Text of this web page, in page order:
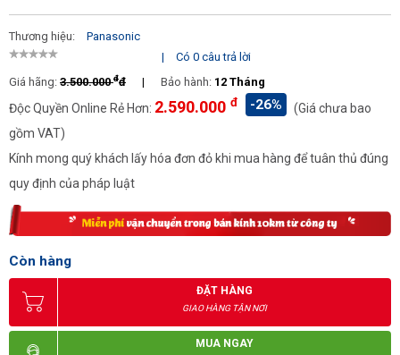
Thương hiệu:
Panasonic
|
Có 0 câu trả lời
Giá hãng: 3.500.000đđ | Bảo hành: 12 Tháng
Độc Quyền Online Rẻ Hơn: 2.590.000 đ -26%
(Giá chưa bao
gồm VAT)
Kính mong quý khách lấy hóa đơn đỏ khi mua hàng để tuân thủ đúng
quy định của pháp luật
Còn hàng
ĐẶT HÀNG
GIAO HÀNG TẬN NƠI
MUA NGAY